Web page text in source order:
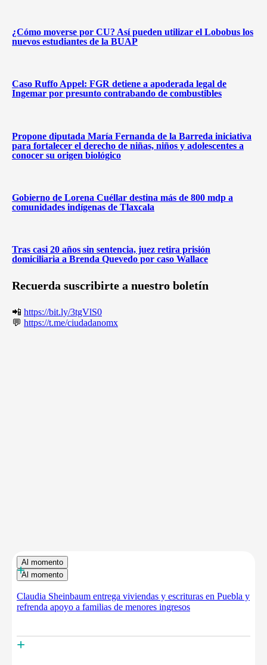
¿Cómo moverse por CU? Así pueden utilizar el Lobobus los
nuevos estudiantes de la BUAP
Caso Ruffo Appel: FGR detiene a apoderada legal de
Ingemar por presunto contrabando de combustibles
Propone diputada María Fernanda de la Barreda iniciativa
para fortalecer el derecho de niñas, niños y adolescentes a
conocer su origen biológico
Gobierno de Lorena Cuéllar destina más de 800 mdp a
comunidades indígenas de Tlaxcala
Tras casi 20 años sin sentencia, juez retira prisión
domiciliaria a Brenda Quevedo por caso Wallace
Recuerda suscribirte a nuestro boletín
📲 https://bit.ly/3tgVlS0
💬 https://t.me/ciudadanomx
Al momento
Al momento
+
Claudia Sheinbaum entrega viviendas y escrituras en Puebla y
refrenda apoyo a familias de menores ingresos
+